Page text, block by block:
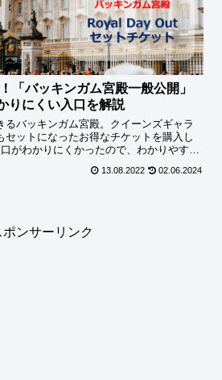
「バッキンガム宮殿一般公開」
りにくい入口を解説
るバッキンガム宮殿。クイーンズギャラ
セットになったお得なチケットを購入し
がわかりにくかったので、わかりやすい
13.08.2022 02.06.2024
ポンサーリンク